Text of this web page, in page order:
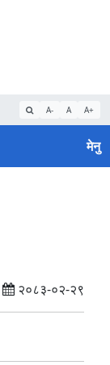
A- A A+
मेनु
२०८३-०२-२९